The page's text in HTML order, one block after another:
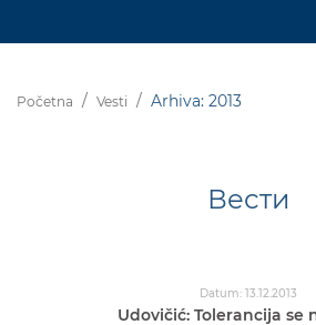
Početna Vesti Arhiva: 2013
Вести
Datum: 13.12.2013
Udovičić: Tolerancija se